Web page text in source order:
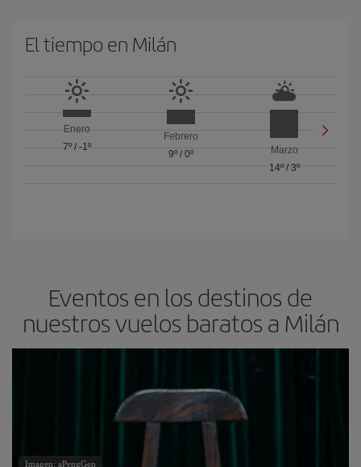
El tiempo en Milán
Enero
7º/ -1º
Febrero
9º/ 0º
Marzo
14º/ 3º
Eventos en los destinos de
nuestros vuelos baratos a Milán
Imagen: aPengGen